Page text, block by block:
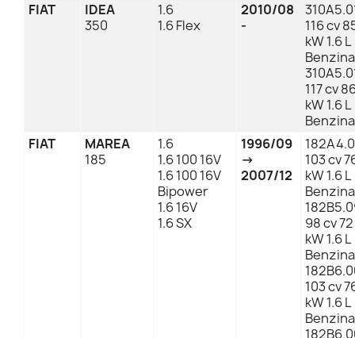
FIAT
IDEA
350
1.6
1.6 Flex
2010/08
-
116 cv
kW 1.6 L
Benzina
117 cv
kW 1.6 L
Benzina
FIAT
MAREA
185
1.6
1.6 100 16V
1.6 100 16V
Bipower
1.6 16V
1.6 SX
1996/09
→
2007/12
103 cv
kW 1.6 L
Benzina
98 cv 72
kW 1.6 L
Benzina
103 cv
kW 1.6 L
Benzina